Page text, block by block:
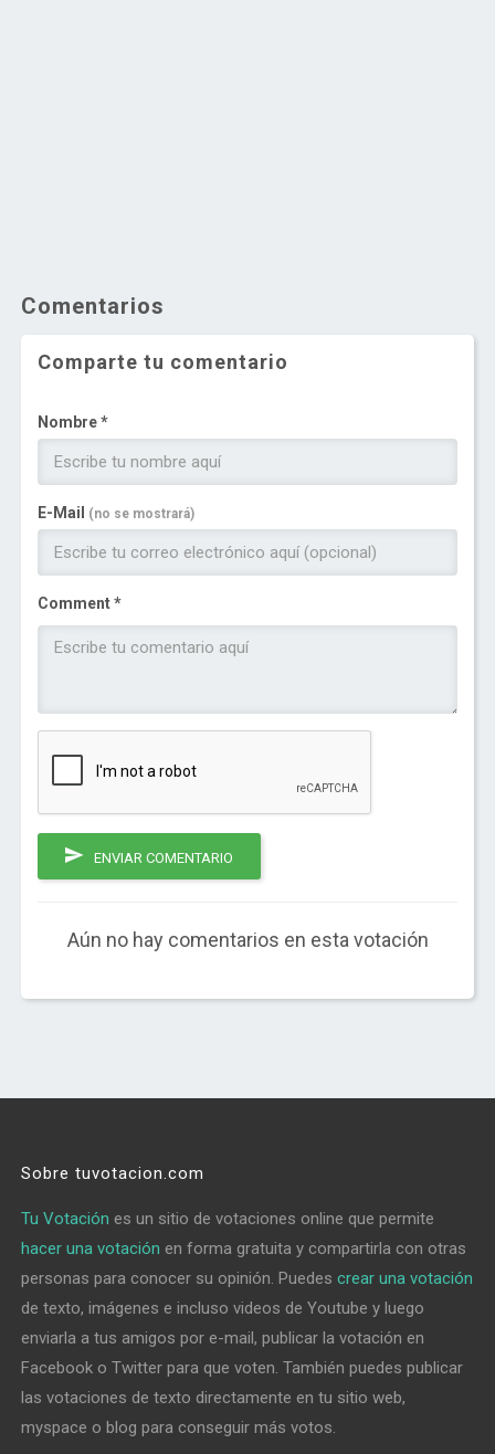
Comentarios
Comparte tu comentario
Nombre *
E-Mail (no se mostrará)
Comment *
ENVIAR COMENTARIO
Aún no hay comentarios en esta votación
Sobre tuvotacion.com
Tu Votación es un sitio de votaciones online que permite
hacer una votación en forma gratuita y compartirla con otras
personas para conocer su opinión. Puedescrear una votación
de texto, imágenes e incluso videos de Youtube y luego
enviarla a tus amigos por e-mail, publicar la votación en
Facebook o Twitter para que voten. También puedes publicar
las votaciones de texto directamente en tu sitio web,
myspace o blog para conseguir más votos.